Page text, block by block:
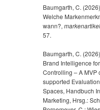
Baumgarth, C.
Welche
wann?, markenartikel
57.
Baumgarth, C.
Brand Intelligence
Controlling – A MVP
supported
Spaces, Handbuch
Marketing, Hrsg.: